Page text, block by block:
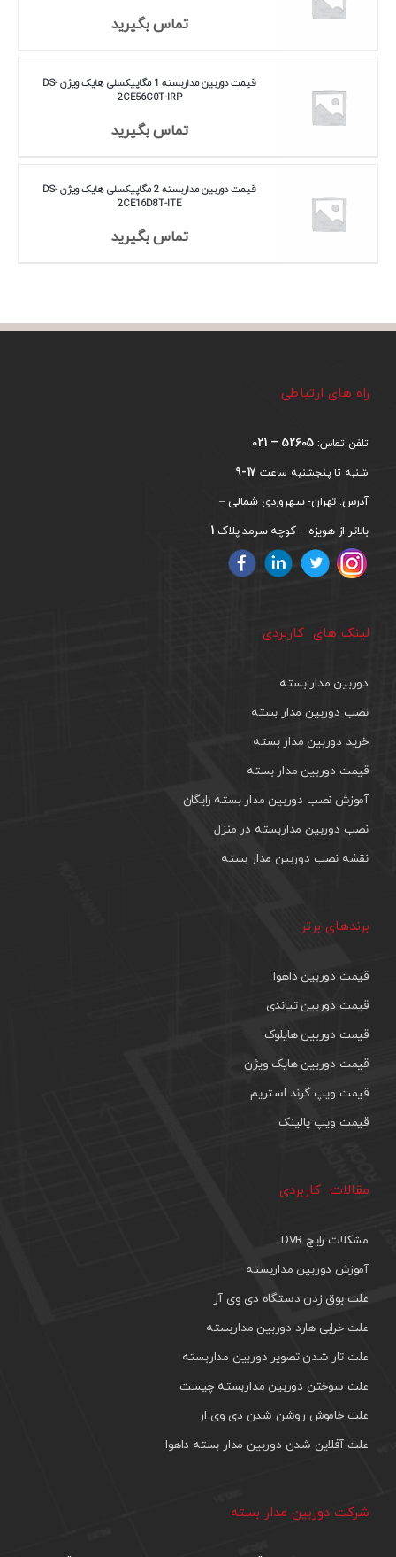
تماس بگیرید
قیمت دوربین مداربسته 1 مگاپیکسلی هایک ویژن DS-
2CE56C0T-IRP
تماس بگیرید
قیمت دوربین مداربسته 2 مگاپیکسلی هایک ویژن DS-
2CE16D8T-ITE
تماس بگیرید
راه های ارتباطی
تلفن تماس: 52605 – 021
شنبه تا پنجشنبه ساعت 17-9
آدرس: تهران- سهروردی شمالی –
بالاتر از هویزه – کوچه سرمد پلاک 1
لینک های کاربردی
دوربین مدار بسته
نصب دوربین مدار بسته
خرید دوربین مدار بسته
قیمت دوربین مدار بسته
آموزش نصب دوربین مدار بسته رایگان
نصب دوربین مداربسته در منزل
نقشه نصب دوربین مدار بسته
برندهای برتر
قیمت دوربین داهوا
قیمت دوربین تیاندی
قیمت دوربین هایلوک
قیمت دوربین هایک ویژن
قیمت ویپ گرند استریم
قیمت ویپ یالینک
مقالات کاربردی
مشکلات رایج DVR
آموزش دوربین مداربسته
علت بوق زدن دستگاه دی وی آر
علت خرابی هارد دوربین مداربسته
علت تار شدن تصویر دوربین مداربسته
علت سوختن دوربین مداربسته چیست
علت خاموش روشن شدن دی وی ار
علت آفلاین شدن دوربین مدار بسته داهوا
شرکت دوربین مدار بسته